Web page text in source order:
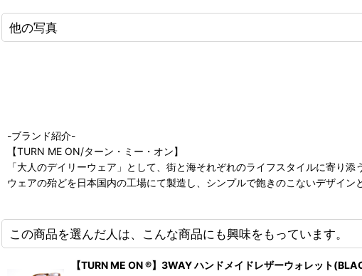
他の写真
-ブランド紹介-
【TURN ME ON/ターン・ミー・オン】
「大人のデイリーウェア」として、街と海それぞれのライフスタイルに寄り添
ウェアの殆どを日本国内の工場にて製造し、シンプルで飽きのこないデザイン
この商品を選んだ人は、こんな商品にも興味をもっています。
【TURN ME ON ®】3WAY ハンドメイドレザーウォレット